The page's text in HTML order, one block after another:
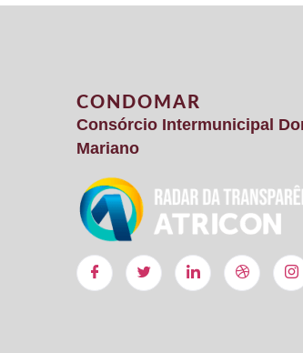
CONDOMAR
Consórcio Intermunicipal
Mariano